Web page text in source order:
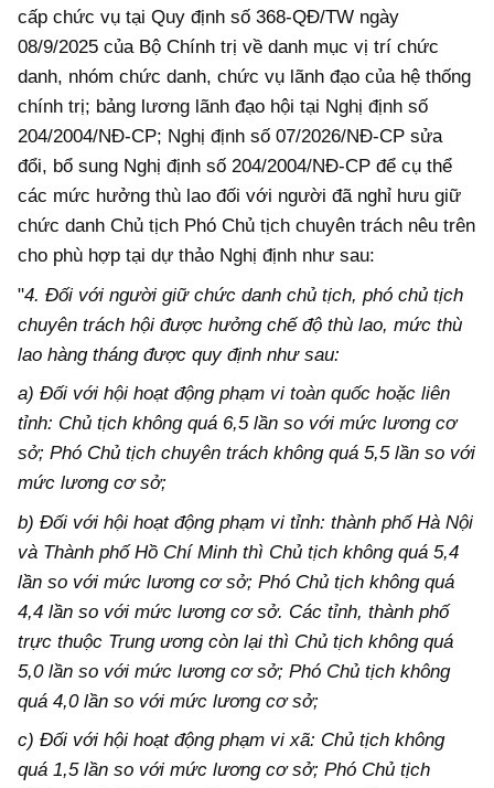
cấp chức vụ tại Quy định số 368-QĐ/TW ngày
08/9/2025 của Bộ Chính trị về danh mục vị trí chức
danh, nhóm chức danh, chức vụ lãnh đạo của hệ thống
chính trị; bảng lương lãnh đạo hội tại Nghị định số
204/2004/NĐ-CP; Nghị định số 07/2026/NĐ-CP sửa
đổi, bổ sung Nghị định số 204/2004/NĐ-CP để cụ thể
các mức hưởng thù lao đối với người đã nghỉ hưu giữ
chức danh Chủ tịch Phó Chủ tịch chuyên trách nêu trên
cho phù hợp tại dự thảo Nghị định như sau:
"4. Đối với người giữ chức danh chủ tịch, phó chủ tịch
chuyên trách hội được hưởng chế độ thù lao, mức thù
lao hàng tháng được quy định như sau:
a) Đối với hội hoạt động phạm vi toàn quốc hoặc liên
tỉnh: Chủ tịch không quá 6,5 lần so với mức lương cơ
sở; Phó Chủ tịch chuyên trách không quá 5,5 lần so với
mức lương cơ sở;
b) Đối với hội hoạt động phạm vi tỉnh: thành phố Hà Nội
và Thành phố Hồ Chí Minh thì Chủ tịch không quá 5,4
lần so với mức lương cơ sở; Phó Chủ tịch không quá
4,4 lần so với mức lương cơ sở. Các tỉnh, thành phố
trực thuộc Trung ương còn lại thì Chủ tịch không quá
5,0 lần so với mức lương cơ sở; Phó Chủ tịch không
quá 4,0 lần so với mức lương cơ sở;
c) Đối với hội hoạt động phạm vi xã: Chủ tịch không
quá 1,5 lần so với mức lương cơ sở; Phó Chủ tịch